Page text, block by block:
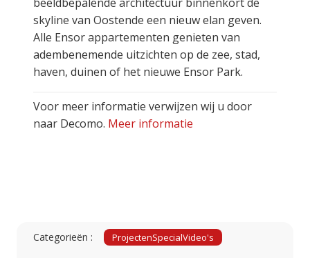
skyline van Oostende een nieuw elan geven.
Alle Ensor appartementen genieten van
adembenemende uitzichten op de zee, stad,
haven, duinen of het nieuwe Ensor Park.
Voor meer informatie verwijzen wij u door
naar Decomo. Meer informatie
Categorieën : ProjectenSpecialVideo's